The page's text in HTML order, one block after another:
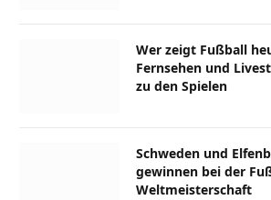
Wer zeigt Fußball
Fernsehen und
zu den Spielen
Schweden und
gewinnen bei der
Weltmeisterschaft